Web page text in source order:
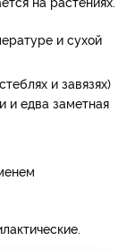
и сухой
и завязях)
и едва заметная